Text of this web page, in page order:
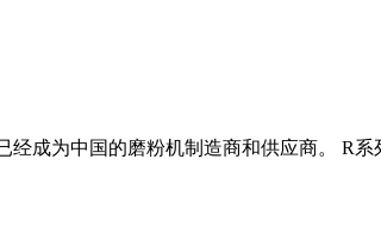
成为中国的磨粉机制造商和供应商。 R